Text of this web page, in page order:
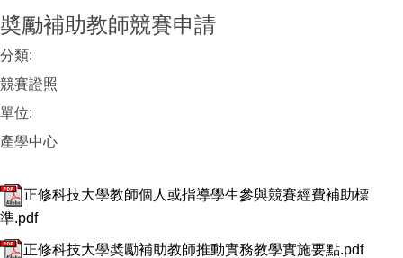
奬勵補助教師競賽申請
分類:
競賽證照
單位:
產學中心
正修科技大學教師個人或指導學生參與競賽經費補助標
準.pdf
正修科技大學奬勵補助教師推動實務教學實施要點.pdf